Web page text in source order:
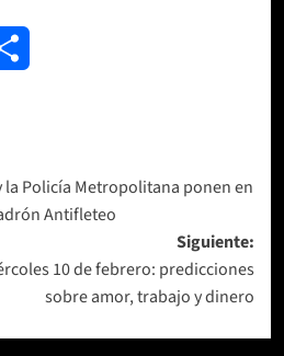
la Policía Metropolitana ponen en
Antifleteo
Siguiente:
10 de febrero: predicciones
sobre amor, trabajo y dinero